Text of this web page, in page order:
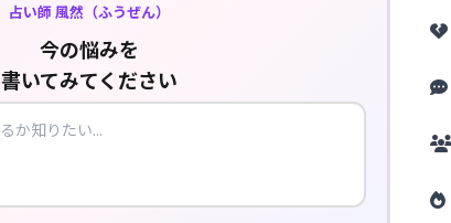
占い師 風然（ふうぜん）
今の悩みを
書いてみてください